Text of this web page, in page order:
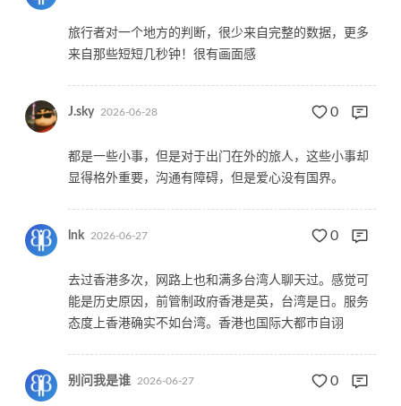
旅行者对一个地方的判断，很少来自完整的数据，更多
来自那些短短几秒钟！很有画面感
J.sky 2026-06-28 0
都是一些小事，但是对于出门在外的旅人，这些小事却
显得格外重要，沟通有障碍，但是爱心没有国界。
lnk 2026-06-27 0
去过香港多次，网路上也和满多台湾人聊天过。感觉可
能是历史原因，前管制政府香港是英，台湾是日。服务
态度上香港确实不如台湾。香港也国际大都市自诩
别问我是谁 2026-06-27 0